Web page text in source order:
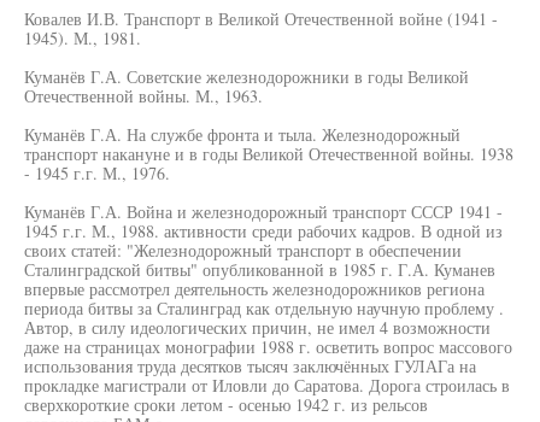
Ковалев И.В. Транспорт в Великой Отечественной войне (1941 -
1945). М., 1981.
Куманёв Г.А. Советские железнодорожники в годы Великой
Отечественной войны. М., 1963.
Куманёв Г.А. На службе фронта и тыла. Железнодорожный
транспорт накануне и в годы Великой Отечественной войны. 1938
- 1945 г.г. М., 1976.
Куманёв Г.А. Война и железнодорожный транспорт СССР 1941 -
1945 г.г. М., 1988. активности среди рабочих кадров. В одной из
своих статей: "Железнодорожный транспорт в обеспечении
Сталинградской битвы" опубликованной в 1985 г. Г.А. Куманев
впервые рассмотрел деятельность железнодорожников региона
периода битвы за Сталинград как отдельную научную проблему .
Автор, в силу идеологических причин, не имел 4 возможности
даже на страницах монографии 1988 г. осветить вопрос массового
использования труда десятков тысяч заключённых ГУЛАГа на
прокладке магистрали от Иловли до Саратова. Дорога строилась в
сверхкороткие сроки летом - осенью 1942 г. из рельсов